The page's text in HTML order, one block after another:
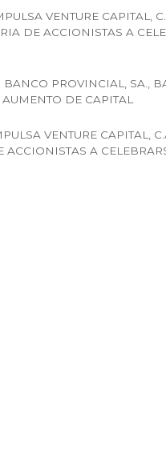
VENTURE CAPITAL,
DE ACCIONISTAS A
PROVINCIAL, SA.,
DE CAPITAL
VENTURE CAPITAL,
A